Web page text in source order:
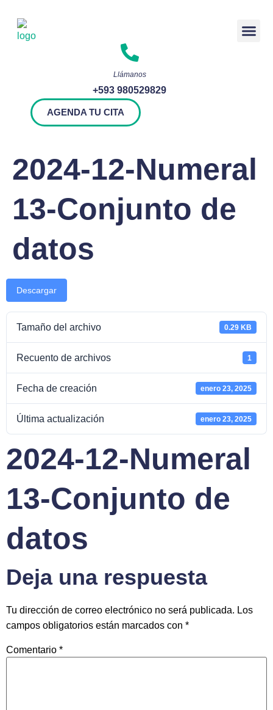
Llámanos
+593 980529829
AGENDA TU CITA
2024-12-Numeral
13-Conjunto de
datos
Descargar
Tamaño del archivo 0.29 KB
Recuento de archivos 1
Fecha de creación enero 23, 2025
Última actualización enero 23, 2025
2024-12-Numeral
13-Conjunto de
datos
Deja una respuesta
Tu dirección de correo electrónico no será publicada. Los
campos obligatorios están marcados con *
Comentario *